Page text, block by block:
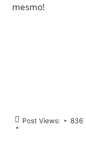
mesmo!
Post Views: 836